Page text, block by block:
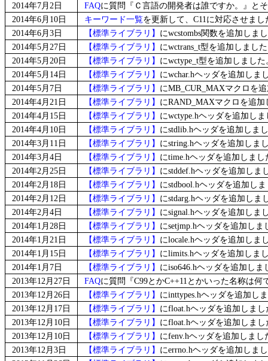
2014年7月2日
FAQに質問『Ｃ言語の開発者は誰ですか。』と
2014年6月10日
キーワード一覧を更新して、C11に対応させまし
2014年6月3日
【標準ライブラリ】 にwcstombs関数を追加しま
2014年5月27日
【標準ライブラリ】 にwctrans_t型を追加しまし
2014年5月20日
【標準ライブラリ】 にwctype_t型を追加しました
2014年5月14日
【標準ライブラリ】 にwchar.hヘッダを追加しま
2014年5月7日
【標準ライブラリ】 にMB_CUR_MAXマクロを
2014年4月21日
【標準ライブラリ】 にRAND_MAXマクロを追加
2014年4月15日
【標準ライブラリ】 にwctype.hヘッダを追加し
2014年4月10日
【標準ライブラリ】 にstdlib.hヘッダを追加しま
2014年3月11日
【標準ライブラリ】 にstring.hヘッダを追加しま
2014年3月4日
【標準ライブラリ】 にtime.hヘッダを追加しまし
2014年2月25日
【標準ライブラリ】 にstddef.hヘッダを追加しま
2014年2月18日
【標準ライブラリ】 にstdbool.hヘッダを追加し
2014年2月12日
【標準ライブラリ】 にstdarg.hヘッダを追加しま
2014年2月4日
【標準ライブラリ】 にsignal.hヘッダを追加しま
2014年1月28日
【標準ライブラリ】 にsetjmp.hヘッダを追加しま
2014年1月21日
【標準ライブラリ】 にlocale.hヘッダを追加しま
2014年1月15日
【標準ライブラリ】 にlimits.hヘッダを追加しま
2014年1月7日
【標準ライブラリ】 にiso646.hヘッダを追加しま
2013年12月27日
FAQに質問『C99とかC++11とかいった名称は
2013年12月26日
【標準ライブラリ】 にinttypes.hヘッダを追加し
2013年12月17日
【標準ライブラリ】 にfloat.hヘッダを追加しまし
2013年12月10日
【標準ライブラリ】 にfloat.hヘッダを追加しまし
2013年12月10日
【標準ライブラリ】 にfenv.hヘッダを追加しまし
2013年12月3日
【標準ライブラリ】 にerrno.hヘッダを追加しま